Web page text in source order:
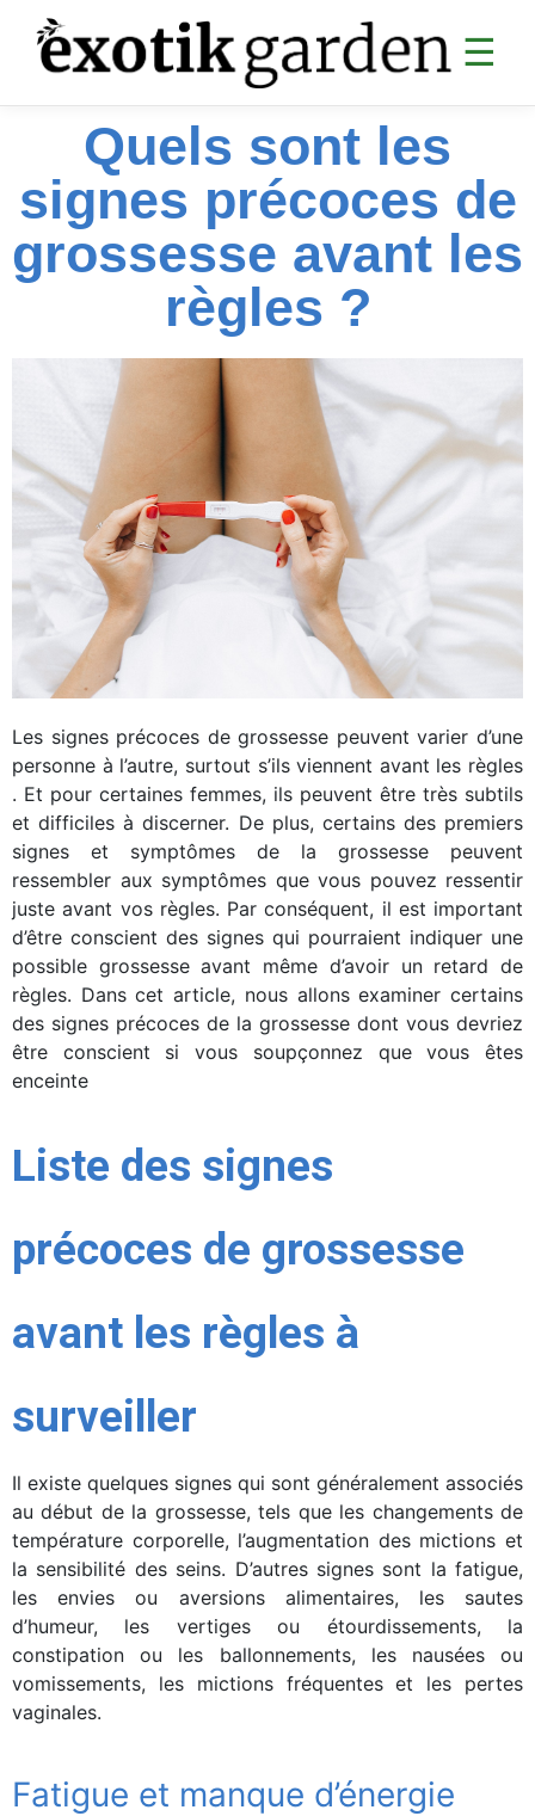
☰
SANTÉ
Digestion
Articulations
Analyses sanguines
Sommeil & CBD
Cardiovasculaire
Collagène & anti-âge
Divers santé
MINCEUR
MASCULINE
FÉMININE
BEAUTÉ
JARDIN
TOUS NOS ARTICLES
Quels sont les
signes précoces de
grossesse avant les
règles ?
Les signes précoces de grossesse peuvent varier d’une
personne à l’autre, surtout s’ils viennent avant les règles
. Et pour certaines femmes, ils peuvent être très subtils
et difficiles à discerner. De plus, certains des premiers
signes et symptômes de la grossesse peuvent
ressembler aux symptômes que vous pouvez ressentir
juste avant vos règles. Par conséquent, il est important
d’être conscient des signes qui pourraient indiquer une
possible grossesse avant même d’avoir un retard de
règles. Dans cet article, nous allons examiner certains
des signes précoces de la grossesse dont vous devriez
être conscient si vous soupçonnez que vous êtes
enceinte
Liste des signes
précoces de grossesse
avant les règles à
surveiller
Il existe quelques signes qui sont généralement associés
au début de la grossesse, tels que les changements de
température corporelle, l’augmentation des mictions et
la sensibilité des seins. D’autres signes sont la fatigue,
les envies ou aversions alimentaires, les sautes
d’humeur, les vertiges ou étourdissements, la
constipation ou les ballonnements, les nausées ou
vomissements, les mictions fréquentes et les pertes
vaginales.
Fatigue et manque d’énergie